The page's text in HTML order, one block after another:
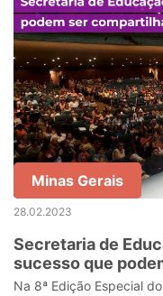
Minas Gerais
28.02.2023
Secretaria de
sucesso que
redes municipais
Na 8ª Edição Especial